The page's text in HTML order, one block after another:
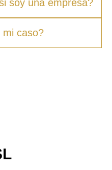
soy una empresa?
mi caso?